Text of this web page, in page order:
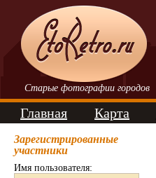
Старые фотографии городов
Главная Карта
Зарегистрированные
участники
Имя пользователя: